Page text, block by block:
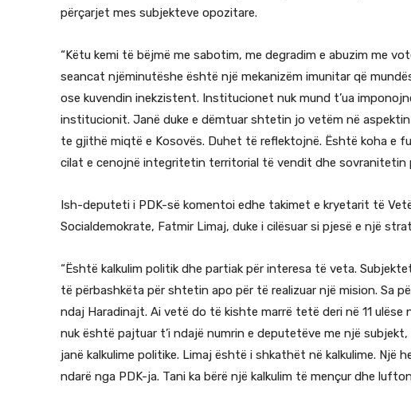
përçarjet mes subjekteve opozitare.
“Këtu kemi të bëjmë me sabotim, me degradim e abuzim me
seancat njëminutëshe është një mekanizëm imunitar që
ose kuvendin inekzistent. Institucionet nuk mund t’ua
institucionit. Janë duke e dëmtuar shtetin jo vetëm në
te gjithë miqtë e Kosovës. Duhet të reflektojnë. Është koha e
cilat e cenojnë integritetin territorial të vendit dhe sovranitetin
Ish-deputeti i PDK-së komentoi edhe takimet e kryetarit të
Socialdemokrate, Fatmir Limaj, duke i cilësuar si pjesë e një
“Është kalkulim politik dhe partiak për interesa të veta.
të përbashkëta për shtetin apo për të realizuar një mision. Sa
ndaj Haradinajt. Ai vetë do të kishte marrë tetë deri në 11 ulëse
nuk është pajtuar t’i ndajë numrin e deputetëve me një
janë kalkulime politike. Limaj është i shkathët në kalkulime. Një
ndarë nga PDK-ja. Tani ka bërë një kalkulim të mençur dhe